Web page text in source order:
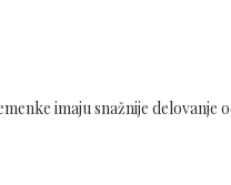
imaju snažnije delovanje